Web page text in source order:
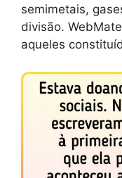
semimetais,
divisão.
aqueles